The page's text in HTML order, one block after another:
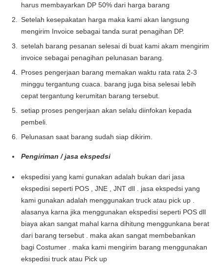
harus membayarkan DP 50% dari harga barang
Setelah kesepakatan harga maka kami akan langsung
mengirim Invoice sebagai tanda surat penagihan DP.
setelah barang pesanan selesai di buat kami akam mengirim
invoice sebagai penagihan pelunasan barang.
Proses pengerjaan barang memakan waktu rata rata 2-3
minggu tergantung cuaca. barang juga bisa selesai lebih
cepat tergantung kerumitan barang tersebut.
setiap proses pengerjaan akan selalu diinfokan kepada
pembeli.
Pelunasan saat barang sudah siap dikirim.
Pengiriman / jasa ekspedsi
ekspedisi yang kami gunakan adalah bukan dari jasa
ekspedisi seperti POS , JNE , JNT dll . jasa ekspedsi yang
kami gunakan adalah menggunakan truck atau pick up .
alasanya karna jika menggunakan ekspedisi seperti POS dll
biaya akan sangat mahal karna dihitung menggunkana berat
dari barang tersebut . maka akan sangat membebankan
bagi Costumer . maka kami mengirim barang menggunakan
ekspedisi truck atau Pick up